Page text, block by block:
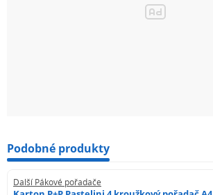
Podobné produkty
Další Pákové pořadače